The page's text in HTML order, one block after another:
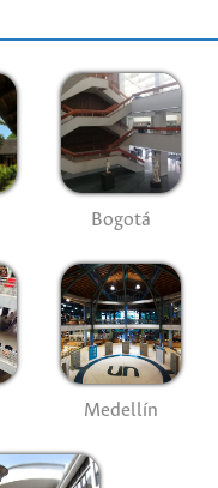
Bogotá
Medellín